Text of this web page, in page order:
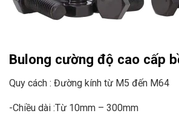
Bulong cường độ cao cấp
Quy cách : Đường kính từ M5 đến M64
-Chiều dài :Từ 10mm – 300mm